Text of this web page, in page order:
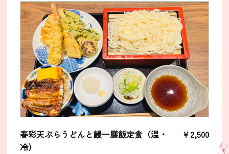
春彩天ぷらうどんと鰻一膳飯定食（温・
冷）
￥2,500